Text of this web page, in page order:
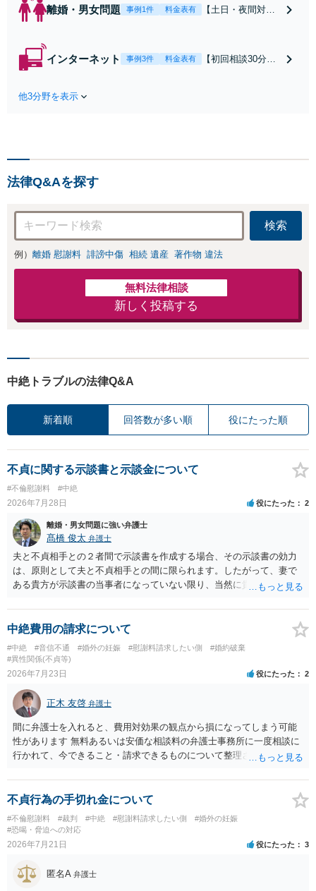
離婚・男女問題 事例1件 料金表有
【土日・夜間対応
れたら、サインす
インターネット 事例3件 料金表有
【初回相談30分無
お店の風評被害対
応可：開示請求の
意見照会が来たと
きの対処法、被害
者との示談交渉
他3分野を表示
法律Q&Aを探す
検索
例） 離婚 慰謝料 誹謗中傷 相続 遺産 著作物 違法
無料法律相談
新しく投稿する
中絶トラブルの法律Q&A
新着順 回答数が多い順 役にたった順
不貞に関する示談書と示談金について
#不倫慰謝料 #中絶
2026年7月28日 役にたった 2
離婚・男女問題に強い弁護士
髙橋 俊太 弁護士
夫と不貞相手との２者間で示談書を作成する場合、その示談書の効力
は、原則として夫と不貞相手との間に限られます。したがって、妻で
ある貴方が示談書の当事者になっていない限り、当然に貴方の不貞慰
避けるためには、示談書の中に「本示談は夫と不貞相手との間の清算
に限るものであり、妻の不貞相手に対する慰謝料請求権を放棄・制限
するものではない」旨を明記しておく方が安全です。また、清算条項
を入れる場合にも、「夫と不貞相手との間に限る」と対象を明確にす
べきです。 他方、不貞相手が夫から示談金を受け取る場合、その名目
手側から「すでに夫との間で一定の清算がされている」「夫側から支
払を受けた」などと（その当否は別として）反論等されてこじれてし
まう可能性があります。そのため、示談金の趣旨、清算対象、妻の請
求権への影響を明確にしておくことが重要です。示談金１８０万円の
妥当性については、中絶、精神的苦痛、通院・治療の有無、診断内
絶について双方同意があったとしても、身体的・精神的負担が考慮さ
れることはありますが、夫が当初から離婚できないと伝えていた事情
があるなら、結婚期待を理由とする損害については争い得る部分もあ
ります。 なお、貴方から不貞相手へ請求する慰謝料額は、夫が不貞相
手に支払う示談金額だけで決まるものではありません。不貞期間、回
数、婚姻期間、夫婦関係への影響、離婚・別居の有無、相手方の認識
等によって判断されます。 今後の状況等に応じて、弁護士への個別相
談も検討なさった方がよいでしょう。
中絶費用の請求について
#中絶 #音信不通 #婚外の妊娠 #慰謝料請求したい側
#婚約破棄
#異性関係(不貞等)
2026年7月23日 役にたった 2
正木 友啓 弁護士
間に弁護士を入れると、費用対効果の観点から損になってしまう可能
性があります 無料あるいは安価な相談料の弁護士事務所に一度相談に
行かれて、今できること・請求できるものについて整理されるのがよ
不貞行為の手切れ金について
#不倫慰謝料 #裁判 #中絶 #慰謝料請求したい側
#婚外の妊娠
#恐喝・脅迫への対応
2026年7月21日 役にたった 3
匿名A 弁護士